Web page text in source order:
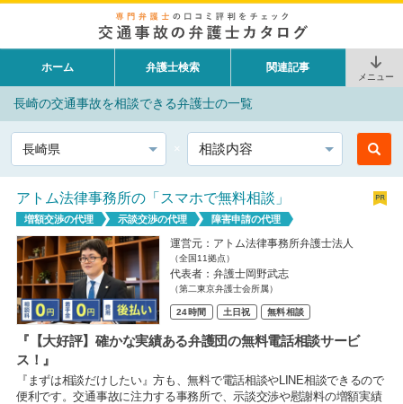
ホーム 弁護士検索 関連記事
メニュー
長崎の交通事故を相談できる弁護士の一覧
都道府県 相談内容
アトム法律事務所の「スマホで無料相談」
増額交渉の代理 示談交渉の代理 障害申請の代理
運営元：アトム法律事務所弁護士法人
（全国11拠点）
代表者：弁護士岡野武志
（第二東京弁護士会所属）
24時間 土日祝 無料相談
『【大好評】確かな実績ある弁護団の無料電話相談サービ
ス！』
『まずは相談だけしたい』方も、無料で電話相談やLINE相談できるので
便利です。交通事故に注力する事務所で、示談交渉や慰謝料の増額実績